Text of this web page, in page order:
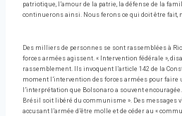
patriotique, l’amour de la patrie, la défense de la
continuerons ainsi. Nous ferons ce qui doit être fait,
Des milliers de personnes se sont rassemblées à
forces armées agissent. « Intervention fédérale »,
rassemblement. Ils invoquent l’article 142 de la
moment l’intervention des forces armées pour faire
l’interprétation que Bolsonaro a souvent
Brésil soit libéré du communisme ». Des messages
accusant l’armée d’être molle et de céder au «